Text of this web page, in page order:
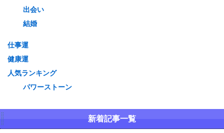
出会い
結婚
仕事運
健康運
人気ランキング
パワーストーン
新着記事一覧